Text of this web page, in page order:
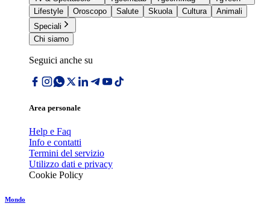
Lifestyle
Oroscopo Salute Skuola Cultura
Animali
Speciali
Chi siamo
Seguici anche su
Area personale
Help e Faq
Info e contatti
Termini del servizio
Utilizzo dati e privacy
Cookie Policy
Mondo